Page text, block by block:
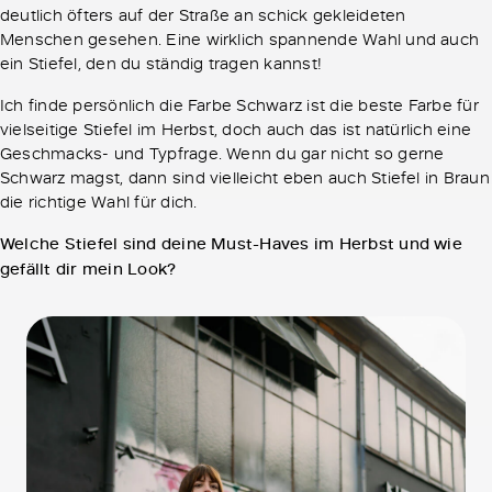
deutlich öfters auf der Straße an schick gekleideten
Menschen gesehen. Eine wirklich spannende Wahl und auch
ein Stiefel, den du ständig tragen kannst!
Ich finde persönlich die Farbe Schwarz ist die beste Farbe für
vielseitige Stiefel im Herbst, doch auch das ist natürlich eine
Geschmacks- und Typfrage. Wenn du gar nicht so gerne
Schwarz magst, dann sind vielleicht eben auch Stiefel in Braun
die richtige Wahl für dich.
Welche Stiefel sind deine Must-Haves im Herbst und wie
gefällt dir mein Look?